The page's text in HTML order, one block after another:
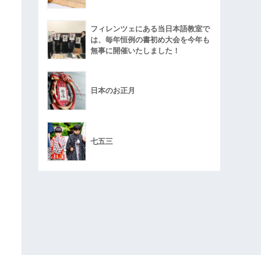
フィレンツェにある当日本語教室で
は、毎年恒例の書初め大会を今年も
無事に開催いたしました！
日本のお正月
七五三